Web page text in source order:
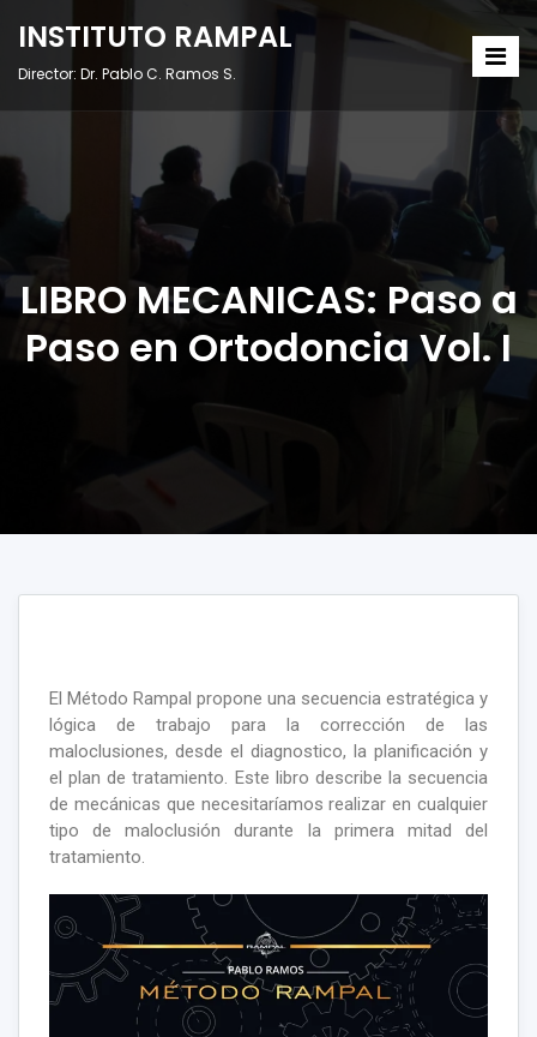
INSTITUTO RAMPAL
Director: Dr. Pablo C. Ramos S.
LIBRO MECANICAS: Paso a
Paso en Ortodoncia Vol. I
El Método Rampal propone una secuencia estratégica y
lógica de trabajo para la corrección de las
maloclusiones, desde el diagnostico, la planificación y
el plan de tratamiento. Este libro describe la secuencia
de mecánicas que necesitaríamos realizar en cualquier
tipo de maloclusión durante la primera mitad del
tratamiento.